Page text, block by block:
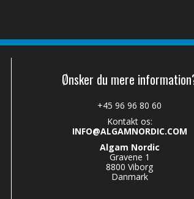
Ønsker du mere
+45 96 96 80 60
Kontakt os:
INFO@ALGAMNORDIC.COM
Algam Nordic
Gravene 1
8800 Viborg
Danmark